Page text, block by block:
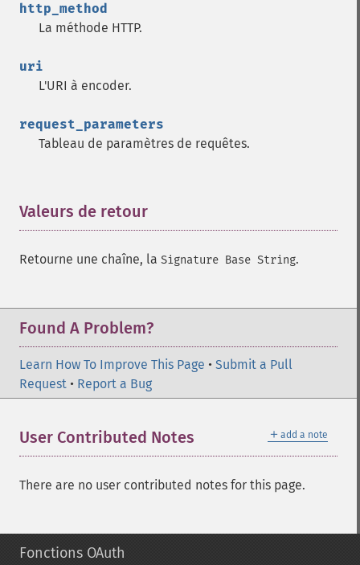
http_method
La méthode HTTP.
uri
L'URI à encoder.
request_parameters
Tableau de paramètres de requêtes.
Valeurs de retour
Retourne une chaîne, la Signature Base String.
Found A Problem?
Learn How To Improve This Page • Submit a Pull
Request • Report a Bug
＋ add a note
User Contributed Notes
There are no user contributed notes for this page.
Fonctions OAuth